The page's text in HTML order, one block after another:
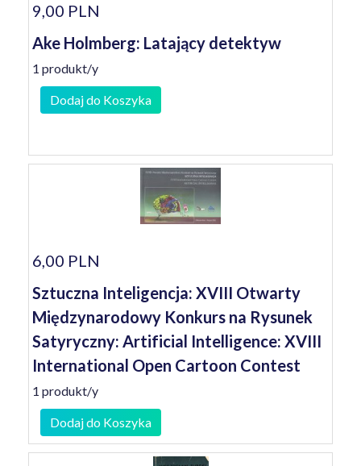
9,00 PLN
Ake Holmberg: Latający detektyw
1 produkt/y
Dodaj do Koszyka
6,00 PLN
Sztuczna Inteligencja: XVIII Otwarty
Międzynarodowy Konkurs na Rysunek
Satyryczny: Artificial Intelligence: XVIII
International Open Cartoon Contest
1 produkt/y
Dodaj do Koszyka